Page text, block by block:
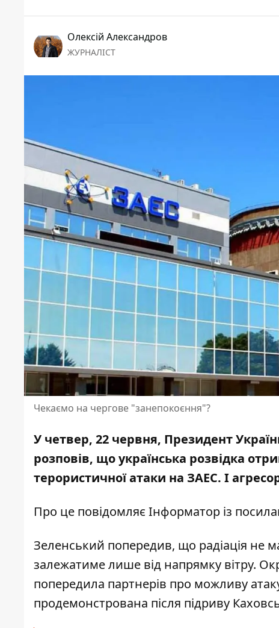
Олексій Александров
ЖУРНАЛІСТ
Чекаємо на чергове "занепокоєння"?
У четвер, 22 червня, Президент
розповів, що українська розвідка
терористичної атаки на ЗАЕС. І
Про це повідомляє Інформатор із
Зеленський попередив, що радіація не
залежатиме лише від напрямку вітру.
попередила партнерів про можливу
продемонстрована після підриву